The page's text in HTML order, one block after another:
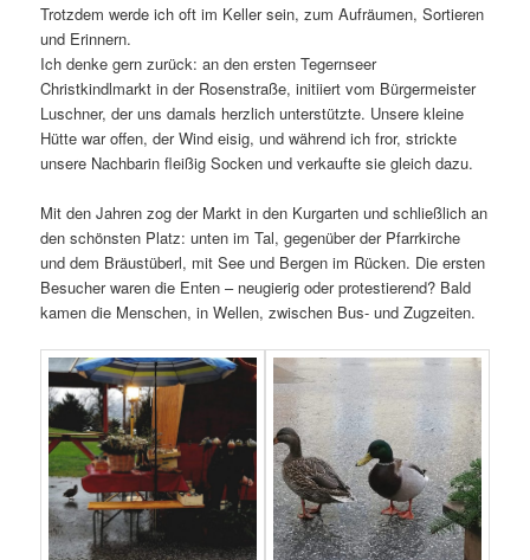
Trotzdem werde ich oft im Keller sein, zum Aufräumen, Sortieren
und Erinnern.
Ich denke gern zurück: an den ersten Tegernseer
Christkindlmarkt in der Rosenstraße, initiiert vom Bürgermeister
Luschner, der uns damals herzlich unterstützte. Unsere kleine
Hütte war offen, der Wind eisig, und während ich fror, strickte
unsere Nachbarin fleißig Socken und verkaufte sie gleich dazu.
Mit den Jahren zog der Markt in den Kurgarten und schließlich an
den schönsten Platz: unten im Tal, gegenüber der Pfarrkirche
und dem Bräustüberl, mit See und Bergen im Rücken. Die ersten
Besucher waren die Enten – neugierig oder protestierend? Bald
kamen die Menschen, in Wellen, zwischen Bus- und Zugzeiten.